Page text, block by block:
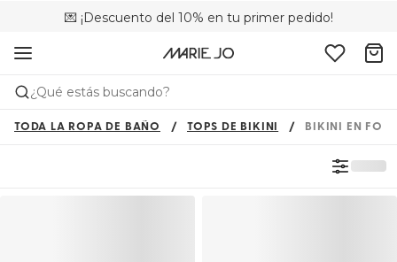
💌 ¡Descuento del 10% en tu primer pedido!
🚚 Envío gratuito a partir de 75 €
📦 Devoluciones gratuitas
¿Qué estás buscando?
TODA LA ROPA DE BAÑO TOPS DE BIKINI BIKINI EN